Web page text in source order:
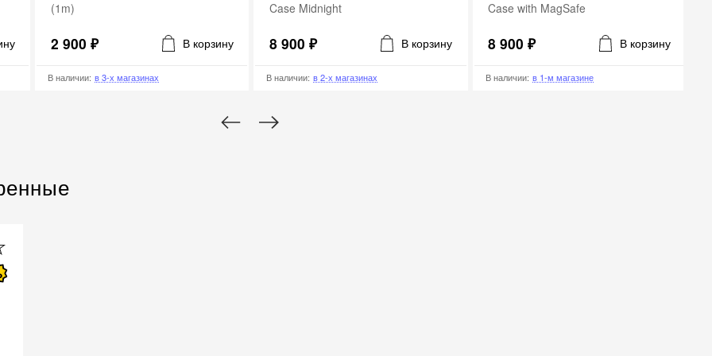
Case Midnight
8 900 ₽ В корзину
В наличии: в 2-х магазинах
Case with MagSafe
8 900 ₽ В корзину
В наличии: в 1-м магазине
TechWoven Case Blue
9 900 ₽ В корзину
В наличии: в 2-х магазинах